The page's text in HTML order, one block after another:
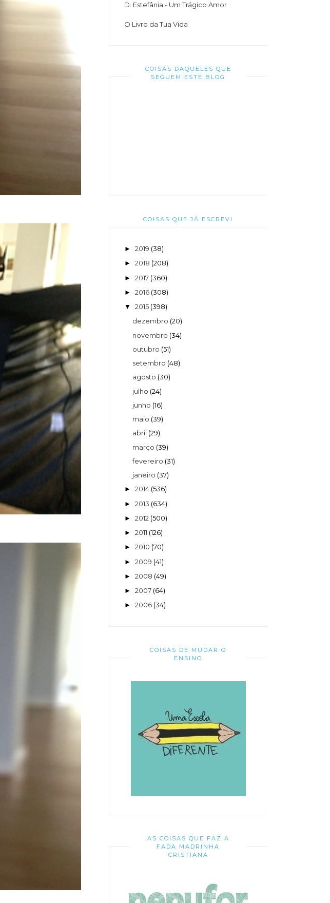
D. Estefânia - Um Trágico Amor
O Livro da Tua Vida
COISAS DAQUELES QUE
SEGUEM ESTE BLOG
COISAS QUE JÁ ESCREVI
► 2019 (38)
► 2018 (208)
► 2017 (360)
► 2016 (308)
▼ 2015 (398)
dezembro (20)
novembro (34)
outubro (51)
setembro (48)
agosto (30)
julho (24)
junho (16)
maio (39)
abril (29)
março (39)
fevereiro (31)
janeiro (37)
► 2014 (536)
► 2013 (634)
► 2012 (500)
► 2011 (126)
► 2010 (70)
► 2009 (41)
► 2008 (49)
► 2007 (64)
► 2006 (34)
COISAS DE MUDAR O
ENSINO
AS COISAS QUE FAZ A
FADA MADRINHA
CRISTIANA